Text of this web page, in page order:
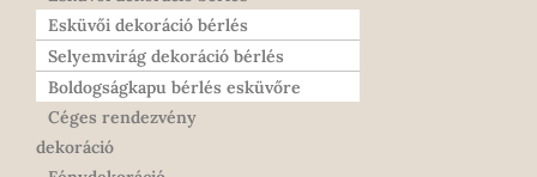
Esküvői dekoráció bérlés
Selyemvirág dekoráció bérlés
Boldogságkapu bérlés esküvőre
Céges rendezvény
dekoráció